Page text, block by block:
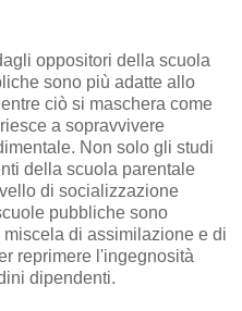
oppositori della scuola
sono più adatte allo
ciò si maschera come
a sopravvivere
Non solo gli studi
della scuola parentale
di socializzazione
pubbliche sono
di assimilazione e di
reprimere l'ingegnosità
dipendenti.